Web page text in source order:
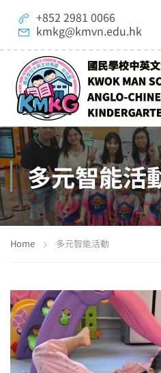
+852 2981 0066
kmkg@kmvn.edu.hk
多元智能活
Home 多元智能活動